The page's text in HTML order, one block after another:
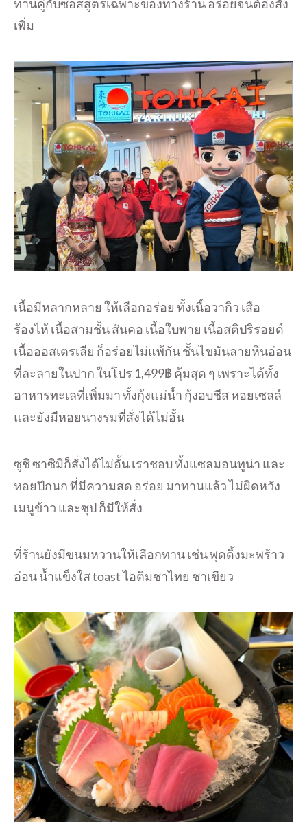
ทานคู่กับซอสสูตรเฉพาะของทางร้าน อร่อยจนต้องสั่ง
เพิ่ม
เนื้อมีหลากหลาย ให้เลือกอร่อย ทั้งเนื้อวากิว เสือ
ร้องไห้ เนื้อสามชั้น สันคอ เนื้อใบพาย เนื้อสติปริรอยด์
เนื้อออสเตรเลีย ก็อร่อยไม่แพ้กัน ชั้นไขมันลายหินอ่อน
ที่ละลายในปาก ในโปร 1,499฿ คุ้มสุด ๆ เพราะได้ทั้ง
อาหารทะเลที่เพิ่มมา ทั้งกุ้งแม่น้ำ กุ้งอบชีส หอยเซลล์
และยังมีหอยนางรมที่สั่งได้ไม่อั้น
ซูชิ ซาซิมิก็สั่งได้ไม่อั้น เราชอบ ทั้งแซลมอนทูน่า และ
หอยปีกนก ที่มีความสด อร่อย มาทานแล้ว ไม่ผิดหวัง
เมนูข้าว และซุป ก็มีให้สั่ง
ที่ร้านยังมีขนมหวานให้เลือกทาน เช่น พุดดิ้งมะพร้าว
อ่อน น้ำแข็งใส toast ไอติมชาไทย ชาเขียว